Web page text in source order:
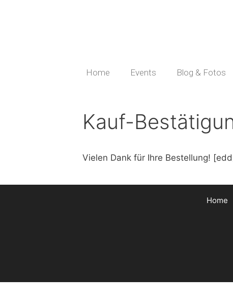
Home Events Blog & Fotos
Kauf-
Vielen Dank für Ihre Bestellung!
Home